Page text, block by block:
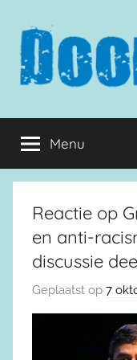
inhoud
springen
Menu
Reactie op
en anti-
discussie
Geplaatst op 7